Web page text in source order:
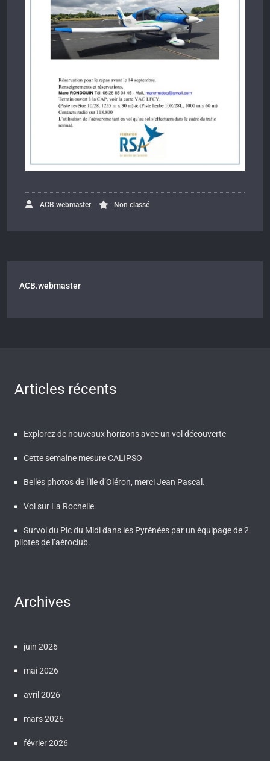
ACB.webmaster Non classé
ACB.webmaster
Articles récents
Explorez de nouveaux horizons avec un vol découverte
Cette semaine mesure CALIPSO
Belles photos de l’ile d’Oléron, merci Jean Pascal.
Vol sur La Rochelle
Survol du Pic du Midi dans les Pyrénées par un équipage de 2
pilotes de l’aéroclub.
Archives
juin 2026
mai 2026
avril 2026
mars 2026
février 2026